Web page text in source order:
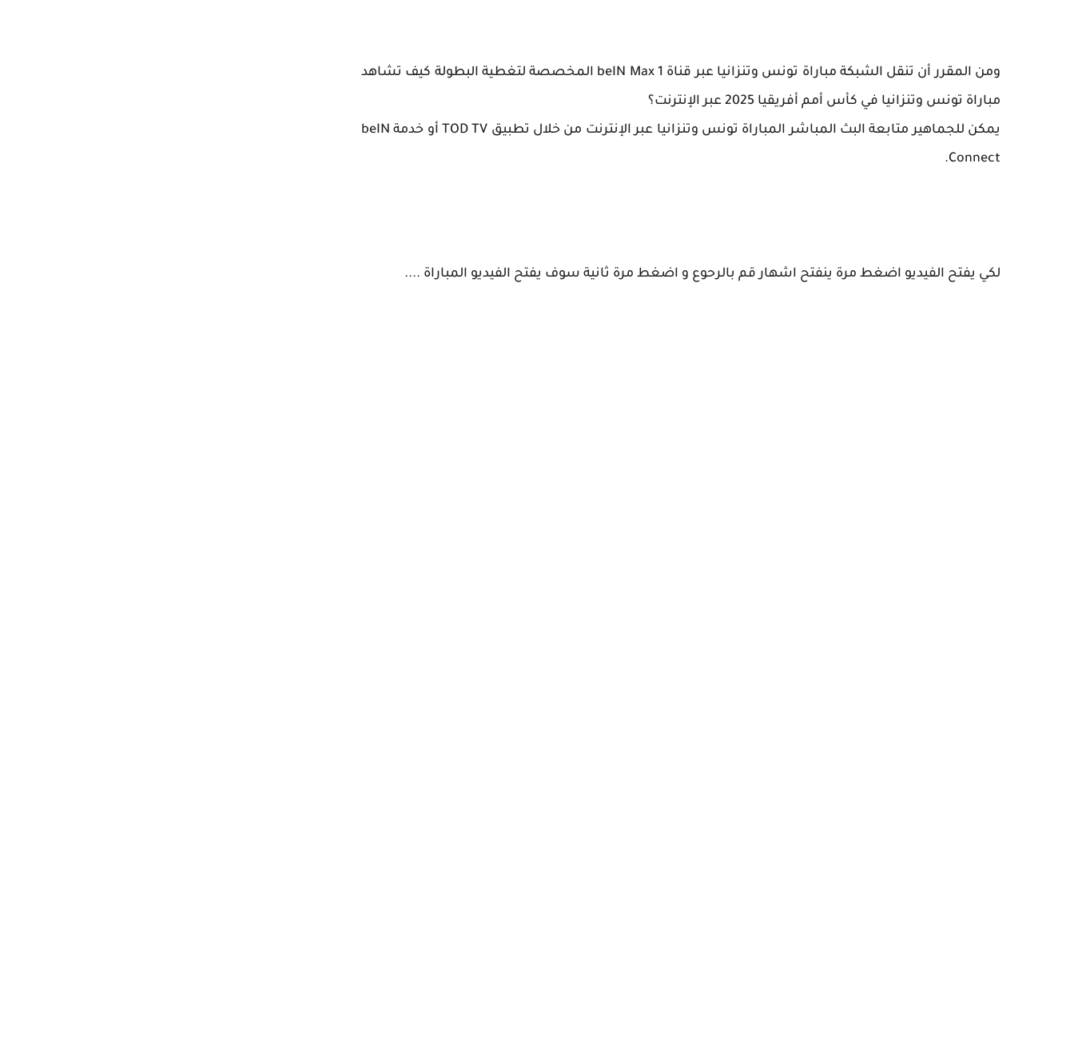
ومن المقرر أن تنقل الشبكة مباراة تونس وتنزانيا عبر قناة 1 beIN Max المخصصة لتغطية البطولة كيف تشاهد
مباراة تونس وتنزانيا في كأس أمم أفريقيا 2025 عبر الإنترنت؟
يمكن للجماهير متابعة البث المباشر المباراة تونس وتنزانيا عبر الإنترنت من خلال تطبيق TOD TV أو خدمة beIN
Connect.
لكي يفتح الفيديو اضغط مرة ينفتح اشهار قم بالرحوع و اضغط مرة ثانية سوف يفتح الفيديو المباراة ....